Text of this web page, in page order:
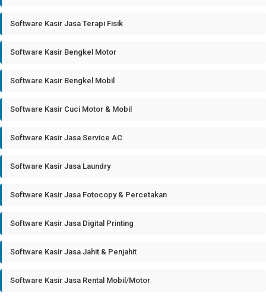
Software Kasir Jasa Terapi Fisik
Software Kasir Bengkel Motor
Software Kasir Bengkel Mobil
Software Kasir Cuci Motor & Mobil
Software Kasir Jasa Service AC
Software Kasir Jasa Laundry
Software Kasir Jasa Fotocopy & Percetakan
Software Kasir Jasa Digital Printing
Software Kasir Jasa Jahit & Penjahit
Software Kasir Jasa Rental Mobil/Motor